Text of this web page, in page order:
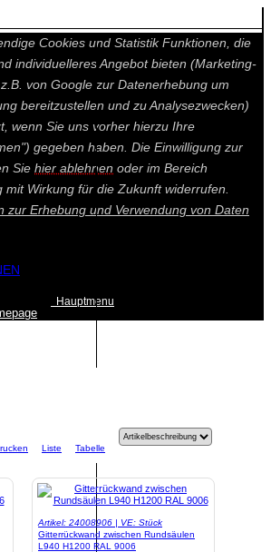
technisch notwendige Cookies gesetzt.
Cookies und Statistik Funktionen, die
individuelleres Angebot bieten (Marketing-
von Google zur Datenerhebung um
bereitzustellen und zu Analysezwecken)
wenn Sie uns vorher hierzu Ihre
gegeben haben. Die Einwilligung zur
Sie hier ablehnen oder im Bereich
Wirkung für die Zukunft widerrufen.
zur Erhebung und Verwendung von Daten
page
Hauptmenu
Liste Tabelle
Artikel: 24008906 | VE: Stück
Gitterrückwand zwischen Rundsäulen
L940 H1200 RAL 9006